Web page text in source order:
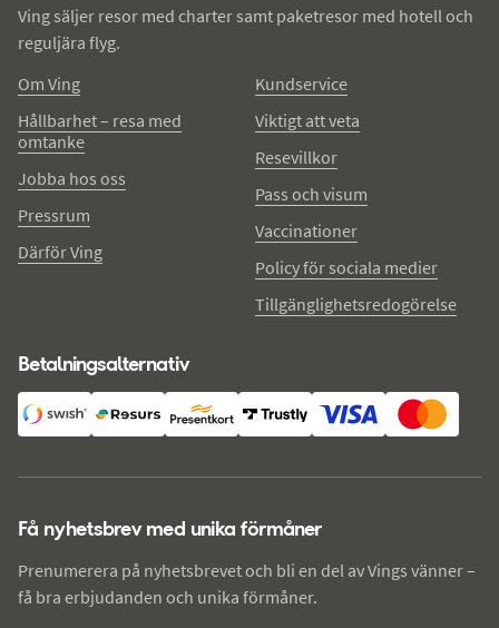
Ving säljer resor med charter samt paketresor med hotell och
reguljära flyg.
Om Ving
Hållbarhet – resa med
omtanke
Jobba hos oss
Pressrum
Därför Ving
Kundservice
Viktigt att veta
Resevillkor
Pass och visum
Vaccinationer
Policy för sociala medier
Tillgänglighetsredogörelse
Betalningsalternativ
Få nyhetsbrev med unika förmåner
Prenumerera på nyhetsbrevet och bli en del av Vings vänner –
få bra erbjudanden och unika förmåner.